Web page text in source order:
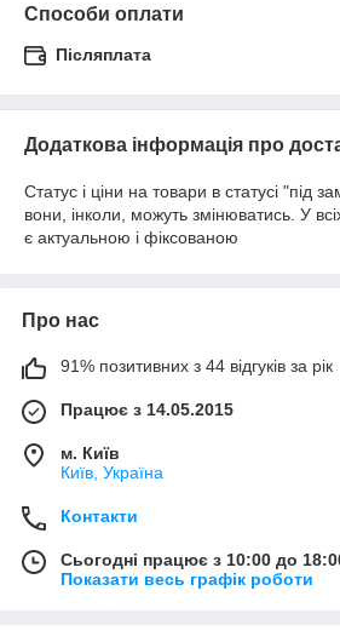
Способи оплати
Післяплата
Додаткова інформація про
Статус і ціни на товари в статусі "під
вони, інколи, можуть змінюватись. У
є актуальною і фіксованою
Про нас
91% позитивних з 44 відгуків за рік
Працює з 14.05.2015
м. Київ
Київ, Україна
Контакти
Сьогодні працює з 10:00 до
Показати весь графік роботи